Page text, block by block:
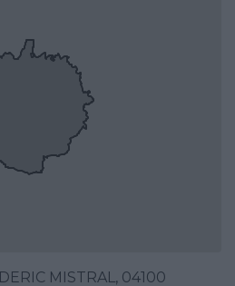
MISTRAL, 04100